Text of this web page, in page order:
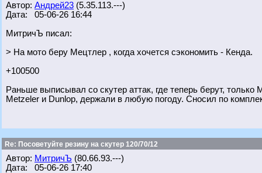
Автор: Андрей23 (5.35.113.---)
Дата: 05-06-26 16:44
МитричЪ писал:
> На мото беру Мецтлер , когда хочется сэкономить - Кенда.
+100500
Раньше выписывал со скутер аттак, где теперь берут, только
Metzeler и Dunlop, держали в любую погоду. Сносил по
Re: Посоветуйте резину на скутер 120/70/12
Автор: МитричЪ (80.66.93.---)
Дата: 05-06-26 17:40